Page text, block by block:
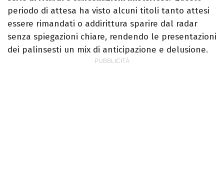
periodo di attesa ha visto alcuni titoli tanto attesi
essere rimandati o addirittura sparire dal radar
senza spiegazioni chiare, rendendo le presentazioni
dei palinsesti un mix di anticipazione e delusione.